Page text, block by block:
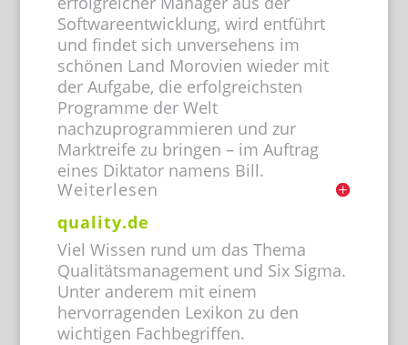
Softwareentwicklung, wird entführt
und findet sich unversehens im
schönen Land Morovien wieder mit
der Aufgabe, die erfolgreichsten
Programme der Welt
nachzuprogrammieren und zur
Marktreife zu bringen – im Auftrag
eines Diktator namens Bill.
Weiterlesen
quality.de
Viel Wissen rund um das Thema
Qualitätsmanagement und Six Sigma.
Unter anderem mit einem
hervorragenden Lexikon zu den
wichtigen Fachbegriffen.